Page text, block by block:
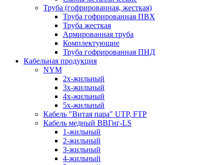
Труба (гофрированная, жесткая)
Труба гофрированная ПВХ
Труба жесткая
Армированная труба
Комплектующие
Труба гофрированная ПНД
Кабельная продукция
NYM
2х-жильный
3х-жильный
4х-жильный
5х-жильный
Кабель "Витая пара" UTP, FTP
Кабель медный ВВГнг-LS
1-жильный
2-жильный
3-жильный
4-жильный